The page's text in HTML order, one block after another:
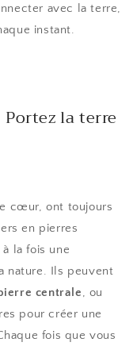
avec la terre,
instant.
la terre
cœur, ont toujours
en pierres
la fois une
nature. Ils peuvent
centrale, ou
pour créer une
fois que vous